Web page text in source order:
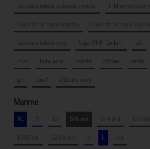
Iubirea vindecă- culoarea untului
Iubirea vindecă-
Credința vindecă- albastru
Credința vindecă- vișiniu
Iubirea vindecă- roșu
Logo MNF- Cyclam alb
mov
baby pink mentă galben verde
gri
coral albastru navy
Marime
XL M XS 5/6 ani 3/4 ani 1/2 ani
10-12 ani
12-14 ani S L xxl